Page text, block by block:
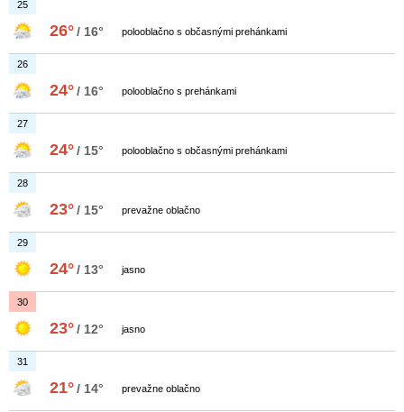
25
26°/ 16° polooblačno s občasnými prehánkami
26
24°/ 16° polooblačno s prehánkami
27
24°/ 15° polooblačno s občasnými prehánkami
28
23°/ 15° prevažne oblačno
29
24°/ 13° jasno
30
23°/ 12° jasno
31
21°/ 14° prevažne oblačno